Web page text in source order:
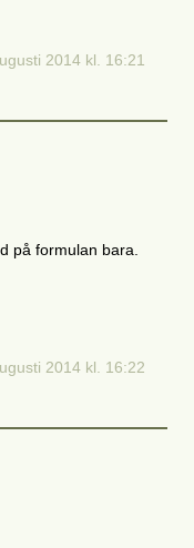
2014 kl. 16:21
på formulan bara.
2014 kl. 16:22